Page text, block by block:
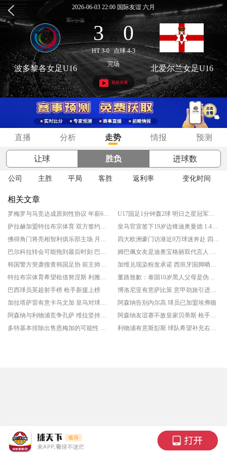
2026-06-03 22:00 国际友谊 六月
3 : 0
HT 3-0 点球 4-3
波多黎各女足U16 完场 北爱尔兰女足U16
视频直播
直播 分析 走势 情报 预测
让球 胜负 进球数
公司 主胜 平局 客胜 返利率 变化时间
相关文章
罗梅罗与马竞达成原则性协议 年薪600万签约4年
U17国足1分钟轰2球 明日之星冠军杯小组全胜进四强
萨拉赫加盟特拉布宗体育 双方签约两年
皇马官宣签下19岁边锋迪奥曼德 1.4亿欧转会费刷新皇马队史纪录
佛得角门将亮相智利俱乐部主场 月薪全智利联赛排第二
四大欧洲豪门访港近9万球迷奔赴 四大优势助香港成办赛首选地
巴尔科拉转会可能拖到最后时刻 巴黎圣日耳曼坚持高价立场
姆巴佩女友是迪奥宝格丽双代言人 法国球星正式公开恋情
韩国警方突袭搜查韩国足协 前主帅洪明甫此前遭传唤
加维兑现染粉发承诺 西班牙国脚晒出新造型
特拉布宗体育希望租借努涅斯 利雅得新月愿意让球员离开
董路致歉：泰国10岁黑人父母是伪造的 其年龄也造假
巴西球员英超射手榜 枪手新援上榜
博洛尼亚有意萨比策 意甲劲旅引进球员难度较大
加拉塔萨雷有意卡马文加 皇马对球员离开持开放态度
阿森纳告别内尔高 球员已加盟埃弗顿
阿森纳与利物浦竞争孔萨 维拉坚持高价
阿森纳友谊赛不敌皇家贝蒂斯 枪手遭遇季前赛首败
多特基本排除出售恩梅加的可能性 大黄蜂希望留住主力
利物浦有意斯彭斯 球队希望补充右后卫位置